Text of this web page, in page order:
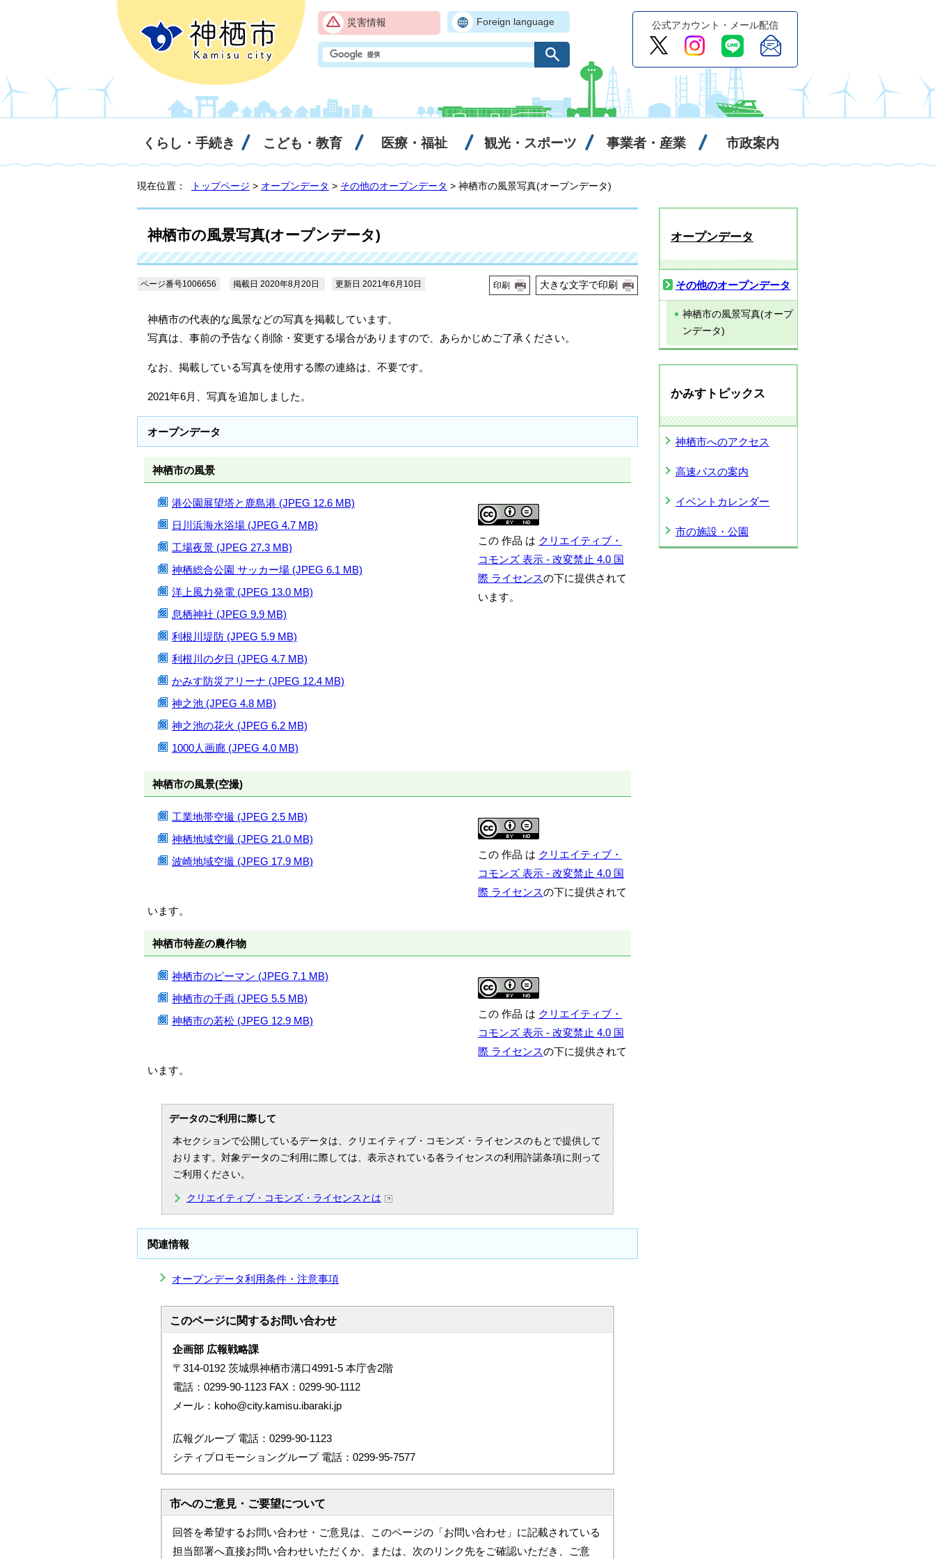
災害情報 Foreign language 公式アカウント・メール配信
くらし・手続き こども・教育 医療・福祉 観光・スポーツ 事業者・産業 市政案内
現在位置： トップページ > オープンデータ > その他のオープンデータ > 神栖市の風景写真(オープンデータ)
神栖市の風景写真(オープンデータ)
ページ番号1006656 掲載日 2020年8月20日 更新日 2021年6月10日 印刷 大きな文字で印刷
神栖市の代表的な風景などの写真を掲載しています。
写真は、事前の予告なく削除・変更する場合がありますので、あらかじめご了承ください。
なお、掲載している写真を使用する際の連絡は、不要です。
2021年6月、写真を追加しました。
オープンデータ
神栖市の風景
港公園展望塔と鹿島港 (JPEG 12.6 MB)
日川浜海水浴場 (JPEG 4.7 MB)
工場夜景 (JPEG 27.3 MB)
神栖総合公園 サッカー場 (JPEG 6.1 MB)
洋上風力発電 (JPEG 13.0 MB)
息栖神社 (JPEG 9.9 MB)
利根川堤防 (JPEG 5.9 MB)
利根川の夕日 (JPEG 4.7 MB)
かみす防災アリーナ (JPEG 12.4 MB)
神之池 (JPEG 4.8 MB)
神之池の花火 (JPEG 6.2 MB)
1000人画廊 (JPEG 4.0 MB)
この 作品 は クリエイティブ・
コモンズ 表示 - 改変禁止 4.0 国
際 ライセンスの下に提供されて
います。
神栖市の風景(空撮)
工業地帯空撮 (JPEG 2.5 MB)
神栖地域空撮 (JPEG 21.0 MB)
波崎地域空撮 (JPEG 17.9 MB)
この 作品 は クリエイティブ・
コモンズ 表示 - 改変禁止 4.0 国
際 ライセンスの下に提供されて
います。
神栖市特産の農作物
神栖市のピーマン (JPEG 7.1 MB)
神栖市の千両 (JPEG 5.5 MB)
神栖市の若松 (JPEG 12.9 MB)
この 作品 は クリエイティブ・
コモンズ 表示 - 改変禁止 4.0 国
際 ライセンスの下に提供されて
います。
データのご利用に際して
本セクションで公開しているデータは、クリエイティブ・コモンズ・ライセンスのもとで提供して
おります。対象データのご利用に際しては、表示されている各ライセンスの利用許諾条項に則って
ご利用ください。
クリエイティブ・コモンズ・ライセンスとは
関連情報
オープンデータ利用条件・注意事項
このページに関するお問い合わせ
企画部 広報戦略課
〒314-0192 茨城県神栖市溝口4991-5 本庁舎2階
電話：0299-90-1123 FAX：0299-90-1112
メール：koho@city.kamisu.ibaraki.jp
広報グループ 電話：0299-90-1123
シティプロモーショングループ 電話：0299-95-7577
市へのご意見・ご要望について
回答を希望するお問い合わせ・ご意見は、このページの「お問い合わせ」に記載されている
担当部署へ直接お問い合わせいただくか、または、次のリンク先をご確認いただき、ご意
オープンデータ
その他のオープンデータ
神栖市の風景写真(オープ
ンデータ)
かみすトピックス
神栖市へのアクセス
高速バスの案内
イベントカレンダー
市の施設・公園